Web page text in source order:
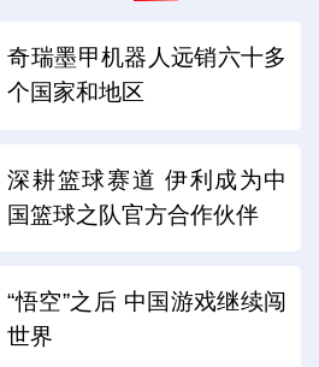
奇瑞墨甲机器人远销六十多
个国家和地区
深耕篮球赛道 伊利成为中
国篮球之队官方合作伙伴
“悟空”之后 中国游戏继续闯
世界